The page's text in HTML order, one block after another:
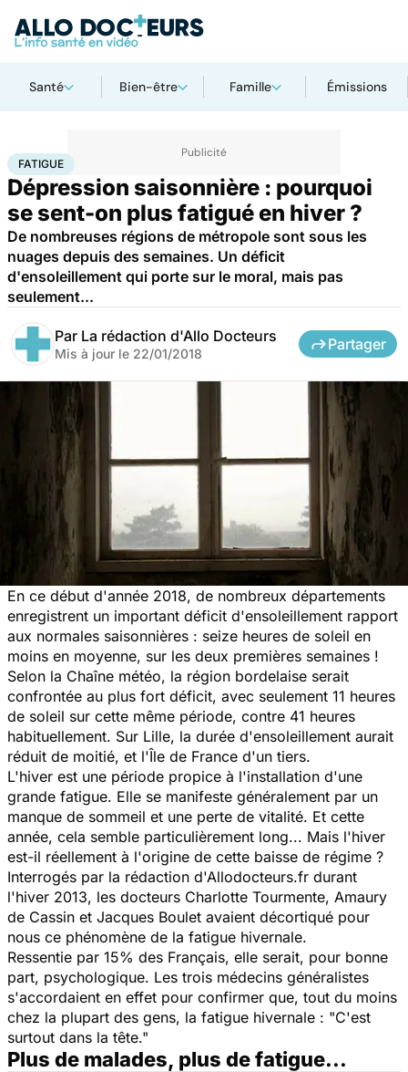
Santé Bien-être Famille Émissions
AccueilSanté
FATIGUE
Dépression saisonnière : pourquoi
se sent-on plus fatigué en hiver ?
De nombreuses régions de métropole sont sous les
nuages depuis des semaines. Un déficit
d'ensoleillement qui porte sur le moral, mais pas
seulement...
Par La rédaction d'Allo Docteurs
Mis à jour le 22/01/2018
Partager
En ce début d'année 2018, de nombreux départements
enregistrent un important déficit d'ensoleillement rapport
aux normales saisonnières : seize heures de soleil en
moins en moyenne, sur les deux premières semaines !
Selon la Chaîne météo, la région bordelaise serait
confrontée au plus fort déficit, avec seulement 11 heures
de soleil sur cette même période, contre 41 heures
habituellement. Sur Lille, la durée d'ensoleillement aurait
réduit de moitié, et l'Île de France d'un tiers.
L'hiver est une période propice à l'installation d'une
grande fatigue. Elle se manifeste généralement par un
manque de sommeil et une perte de vitalité. Et cette
année, cela semble particulièrement long... Mais l'hiver
est-il réellement à l'origine de cette baisse de régime ?
Interrogés par la rédaction d'Allodocteurs.fr durant
l'hiver 2013, les docteurs Charlotte Tourmente, Amaury
de Cassin et Jacques Boulet avaient décortiqué pour
nous ce phénomène de la fatigue hivernale.
Ressentie par 15% des Français, elle serait, pour bonne
part, psychologique. Les trois médecins généralistes
s'accordaient en effet pour confirmer que, tout du moins
chez la plupart des gens, la fatigue hivernale : "C'est
surtout dans la tête."
Plus de malades, plus de fatigue...